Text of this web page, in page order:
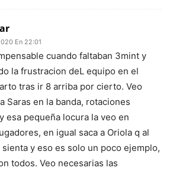
En 22:01
cuando faltaban 3mint y
la frustracion deL equipo en el
tras ir 8 arriba por cierto. Veo
Saras en la banda, rotaciones
esa pequeña locura la veo en
en igual saca a Oriola q al
y eso es solo un poco ejemplo,
todos. Veo necesarias las